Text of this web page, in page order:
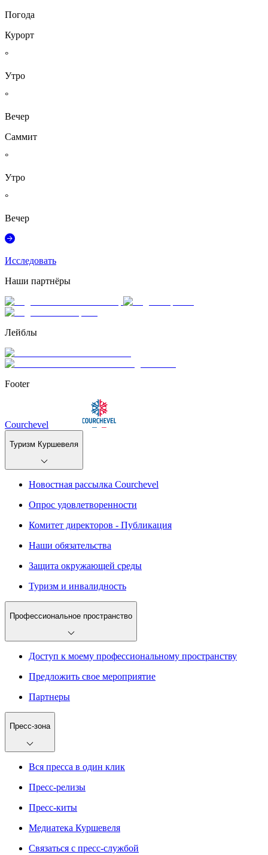
Погода
Курорт
°
Утро
°
Вечер
Саммит
°
Утро
°
Вечер
Исследовать
Наши партнёры
Лейблы
Footer
Courchevel
Туризм Куршевеля
Новостная рассылка Courchevel
Опрос удовлетворенности
Комитет директоров - Публикация
Наши обязательства
Защита окружающей среды
Туризм и инвалидность
Профессиональное пространство
Доступ к моему профессиональному пространству
Предложить свое мероприятие
Партнеры
Пресс-зона
Вся пресса в один клик
Пресс-релизы
Пресс-киты
Медиатека Куршевеля
Связаться с пресс-службой